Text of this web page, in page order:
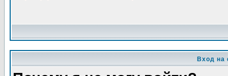
Вход на